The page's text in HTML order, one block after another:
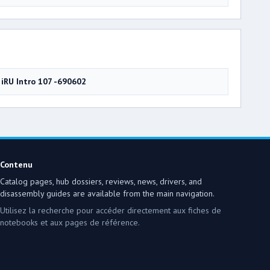
iRU Intro 107 -690602
Contenu
Catalog pages, hub dossiers, reviews, news, drivers, and
disassembly guides are available from the main navigation.
Utilisez la recherche pour accéder directement aux fiches de
notebooks et aux pages de référence.